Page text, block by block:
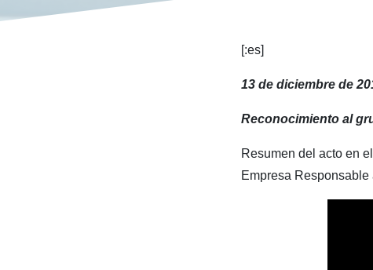
[:es]
13 de diciembre de
Reconocimiento al
Resumen del acto en
Empresa